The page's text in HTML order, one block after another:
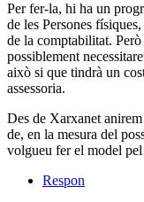
Per fer-la, hi ha un
de les Persones
de la comptabilitat.
possiblement
això si que tindrà un
assessoria.
Des de Xarxanet
de, en la mesura del
volgueu fer el model
Respon